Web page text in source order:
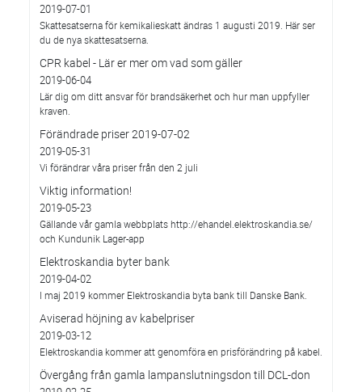
2019-07-01
Skattesatserna för kemikalieskatt ändras 1 augusti 2019. Här ser
du de nya skattesatserna.
CPR kabel - Lär er mer om vad som gäller
2019-06-04
Lär dig om ditt ansvar för brandsäkerhet och hur man uppfyller
kraven.
Förändrade priser 2019-07-02
2019-05-31
Vi förändrar våra priser från den 2 juli
Viktig information!
2019-05-23
Gällande vår gamla webbplats http://ehandel.elektroskandia.se/
och Kundunik Lager-app
Elektroskandia byter bank
2019-04-02
I maj 2019 kommer Elektroskandia byta bank till Danske Bank.
Aviserad höjning av kabelpriser
2019-03-12
Elektroskandia kommer att genomföra en prisförändring på kabel.
Övergång från gamla lampanslutningsdon till DCL-don